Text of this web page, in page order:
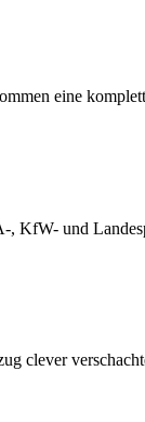
eine
, KfW- und
clever